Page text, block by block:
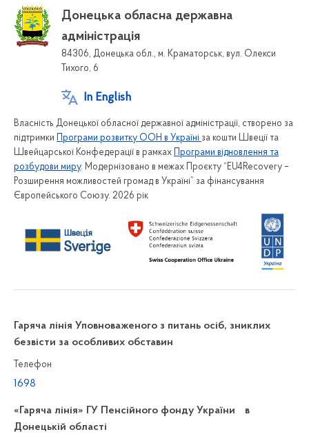
Донецька обласна державна
адміністрація
84306, Донецька обл., м. Краматорськ, вул. Олекси
Тихого, 6
In English
Власність Донецької обласної державної адміністрації, створено за
підтримки
Програми розвитку ООН в Україні за кошти Швеції та
Швейцарської Конфедерації в рамках
Програми відновлення та
розбудови миру. Модернізовано в межах Проєкту “EU4Recovery –
Розширення можливостей громад в Україні” за фінансування
Європейського Союзу. 2026 рік
Гаряча лінія Уповноваженого з питань осіб, зниклих
безвісти за особливих обставин
Телефон
1698
«Гаряча лінія» ГУ Пенсійного фонду України в
Донецькій області